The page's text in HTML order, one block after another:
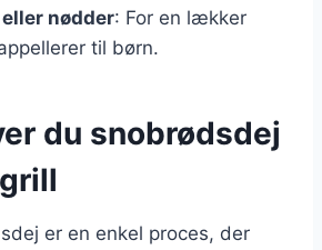
nødder: For en lækker
til børn.
du snobrødsdej
er en enkel proces, der